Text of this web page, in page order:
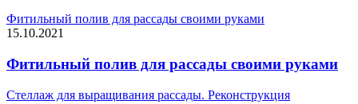
Фитильный полив для рассады своими руками
15.10.2021
Фитильный полив для рассады своими руками
Стеллаж для выращивания рассады. Реконструкция